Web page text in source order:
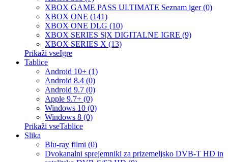
XBOX GAME PASS ULTIMATE Seznam iger (0)
XBOX ONE (141)
XBOX ONE DLG (10)
XBOX SERIES S|X DIGITALNE IGRE (9)
XBOX SERIES X (13)
Prikaži vseIgre
Tablice
Android 10+ (1)
Android 8.4 (0)
Android 9.7 (0)
Apple 9.7+ (0)
Windows 10 (0)
Windows 8 (0)
Prikaži vseTablice
Slika
Blu-ray filmi (0)
Dvokanalni sprejemniki za prizemeljsko DVB-T HD in